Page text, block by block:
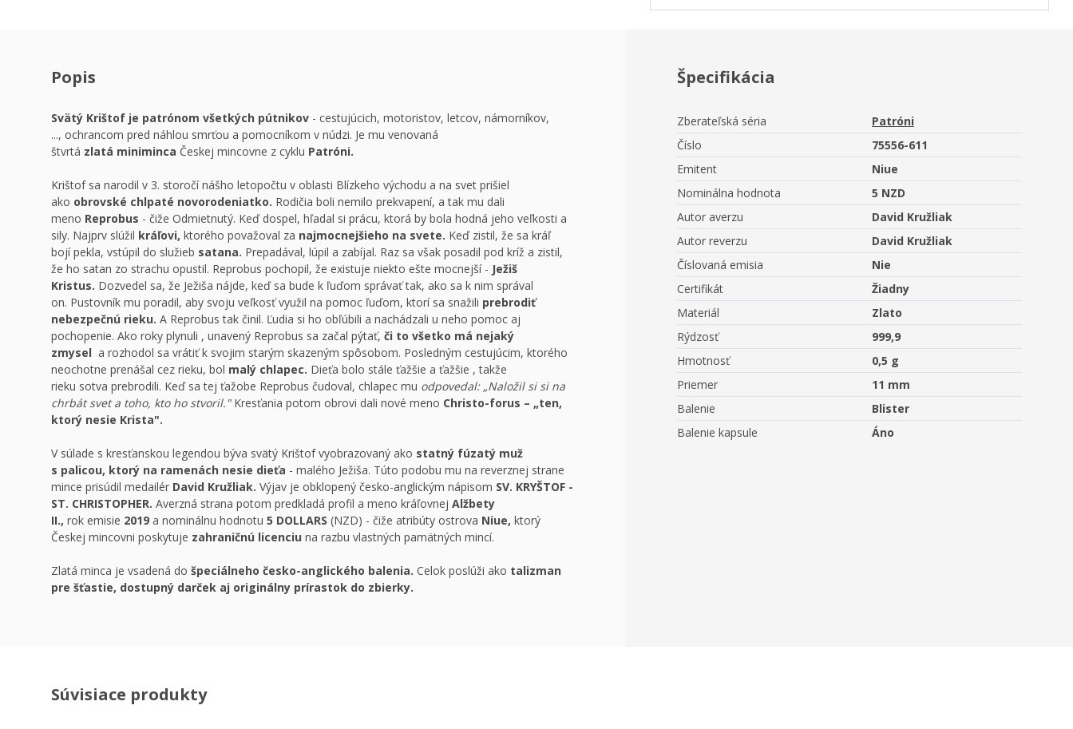
Popis
Svätý Krištof je patrónom všetkých pútnikov - cestujúcich, motoristov, letcov, námorníkov,
..., ochrancom pred náhlou smrťou a pomocníkom v núdzi. Je mu venovaná
štvrtá zlatá miniminca Českej mincovne z cyklu Patróni.
Krištof sa narodil v 3. storočí nášho letopočtu v oblasti Blízkeho východu a na svet prišiel
ako obrovské chlpaté novorodeniatko. Rodičia boli nemilo prekvapení, a tak mu dali
meno Reprobus - čiže Odmietnutý. Keď dospel, hľadal si prácu, ktorá by bola hodná jeho veľkosti a
sily. Najprv slúžil kráľovi, ktorého považoval za najmocnejšieho na svete. Keď zistil, že sa kráľ
bojí pekla, vstúpil do služieb satana. Prepadával, lúpil a zabíjal. Raz sa však posadil pod kríž a zistil,
že ho satan zo strachu opustil. Reprobus pochopil, že existuje niekto ešte mocnejší - Ježiš
Kristus. Dozvedel sa, že Ježiša nájde, keď sa bude k ľuďom správať tak, ako sa k nim správal
on. Pustovník mu poradil, aby svoju veľkosť využil na pomoc ľuďom, ktorí sa snažili prebrodiť
nebezpečnú rieku. A Reprobus tak činil. Ľudia si ho obľúbili a nachádzali u neho pomoc aj
pochopenie. Ako roky plynuli , unavený Reprobus sa začal pýtať, či to všetko má nejaký
zmysel a rozhodol sa vrátiť k svojim starým skazeným spôsobom. Posledným cestujúcim, ktorého
neochotne prenášal cez rieku, bol malý chlapec. Dieťa bolo stále ťažšie a ťažšie , takže
rieku sotva prebrodili. Keď sa tej ťažobe Reprobus čudoval, chlapec mu odpovedal: „Naložil si si na
chrbát svet a toho, kto ho stvoril." Kresťania potom obrovi dali nové meno Christo-forus – „ten,
ktorý nesie Krista".
V súlade s kresťanskou legendou býva svätý Krištof vyobrazovaný ako statný fúzatý muž
s palicou, ktorý na ramenách nesie dieťa - malého Ježiša. Túto podobu mu na reverznej strane
mince prisúdil medailér David Kružliak. Výjav je obklopený česko-anglickým nápisom SV. KRYŠTOF -
ST. CHRISTOPHER. Averzná strana potom predkladá profil a meno kráľovnej Alžbety
II., rok emisie 2019 a nominálnu hodnotu 5 DOLLARS (NZD) - čiže atribúty ostrova Niue, ktorý
Českej mincovni poskytuje zahraničnú licenciu na razbu vlastných pamätných mincí.
Zlatá minca je vsadená do špeciálneho česko-anglického balenia. Celok poslúži ako talizman
pre šťastie, dostupný darček aj originálny prírastok do zbierky.
Špecifikácia
Zberateľská séria
Patróni
Číslo
75556-611
Emitent
Niue
Nominálna hodnota
5 NZD
Autor averzu
David Kružliak
Autor reverzu
David Kružliak
Číslovaná emisia
Nie
Certifikát
Žiadny
Materiál
Zlato
Rýdzosť
999,9
Hmotnosť
0,5 g
Priemer
11 mm
Balenie
Blister
Balenie kapsule
Áno
Súvisiace produkty